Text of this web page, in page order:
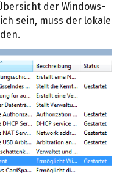
der Windows-
sein, muss der lokale